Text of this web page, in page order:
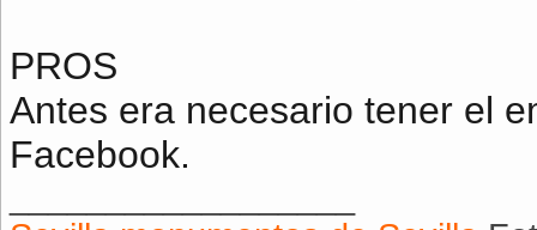
PROS
Antes era necesario tener el
Facebook.